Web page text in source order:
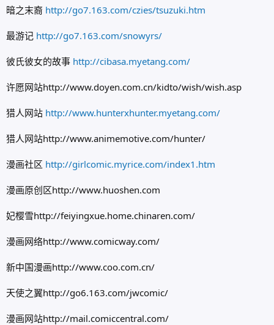
暗之末裔 http://go7.163.com/czies/tsuzuki.htm
最游记 http://go7.163.com/snowyrs/
彼氏彼女的故事 http://cibasa.myetang.com/
许愿网站http://www.doyen.com.cn/kidto/wish/wish.asp
猎人网站 http://www.hunterxhunter.myetang.com/
猎人网站http://www.animemotive.com/hunter/
漫画社区 http://girlcomic.myrice.com/index1.htm
漫画原创区http://www.huoshen.com
妃樱雪http://feiyingxue.home.chinaren.com/
漫画网络http://www.comicway.com/
新中国漫画http://www.coo.com.cn/
天使之翼http://go6.163.com/jwcomic/
漫画网站http://mail.comiccentral.com/